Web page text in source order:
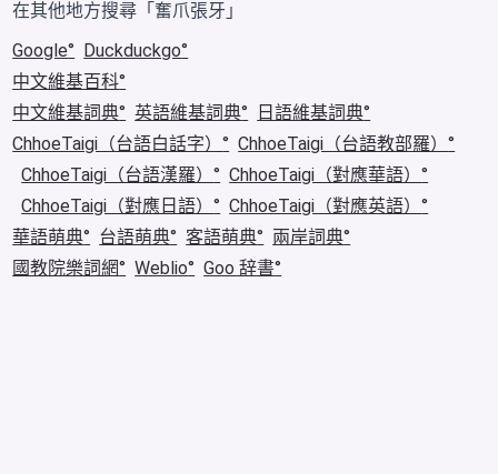
在其他地方搜尋「奮爪張牙」
Google
Duckduckgo
中文維基百科
中文維基詞典
英語維基詞典
日語維基詞典
ChhoeTaigi（台語白話字）
ChhoeTaigi（台語教部羅）
ChhoeTaigi（台語漢羅）
ChhoeTaigi（對應華語）
ChhoeTaigi（對應日語）
ChhoeTaigi（對應英語）
華語萌典
台語萌典 客語萌典
兩岸詞典
國教院樂詞網
Weblio Goo 辞書